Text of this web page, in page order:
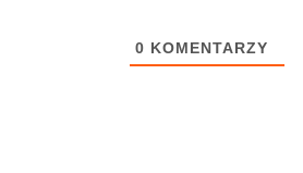
0 KOMENTARZY